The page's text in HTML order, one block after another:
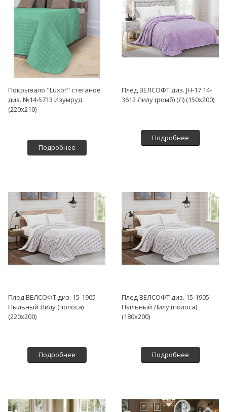
Покрывало "Luxor" стеганое
диз. №14-5713 Изумруд
(220х210)
Подробнее
Плед ВЕЛСОФТ диз. JH-17 14-
3612 Лилу (ромб) (Л) (150х200)
Подробнее
Плед ВЕЛСОФТ диз. 15-1905
Пыльный Лилу (полоса)
(220х200)
Подробнее
Плед ВЕЛСОФТ диз. 15-1905
Пыльный Лилу (полоса)
(180х200)
Подробнее